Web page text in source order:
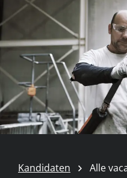
Kandidaten Alle